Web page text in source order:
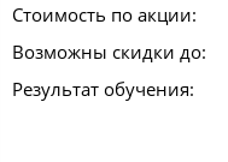
Стоимость по акции:
Возможны скидки до:
Результат обучения: